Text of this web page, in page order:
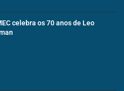
celebra os 70 anos de Leo